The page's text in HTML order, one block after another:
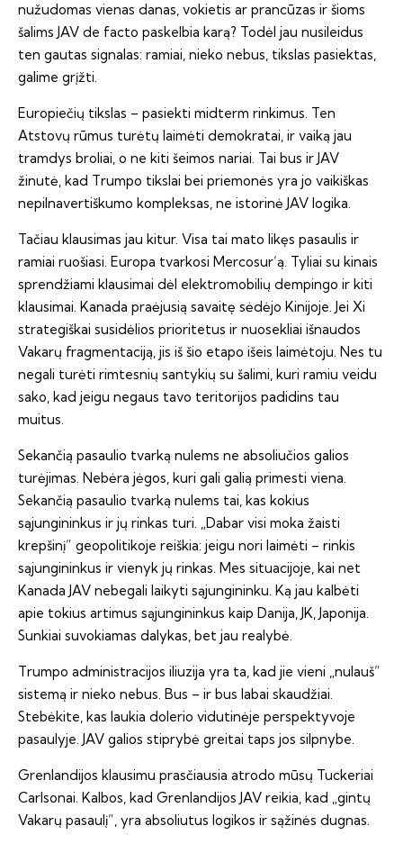
nužudomas vienas danas, vokietis ar prancūzas ir šioms
šalims JAV de facto paskelbia karą? Todėl jau nusileidus
ten gautas signalas: ramiai, nieko nebus, tikslas pasiektas,
galime grįžti.
Europiečių tikslas – pasiekti midterm rinkimus. Ten
Atstovų rūmus turėtų laimėti demokratai, ir vaiką jau
tramdys broliai, o ne kiti šeimos nariai. Tai bus ir JAV
žinutė, kad Trumpo tikslai bei priemonės yra jo vaikiškas
nepilnavertiškumo kompleksas, ne istorinė JAV logika.
Tačiau klausimas jau kitur. Visa tai mato likęs pasaulis ir
ramiai ruošiasi. Europa tvarkosi Mercosur’ą. Tyliai su kinais
sprendžiami klausimai dėl elektromobilių dempingo ir kiti
klausimai. Kanada praėjusią savaitę sėdėjo Kinijoje. Jei Xi
strategiškai susidėlios prioritetus ir nuosekliai išnaudos
Vakarų fragmentaciją, jis iš šio etapo išeis laimėtoju. Nes tu
negali turėti rimtesnių santykių su šalimi, kuri ramiu veidu
sako, kad jeigu negaus tavo teritorijos padidins tau
muitus.
Sekančią pasaulio tvarką nulems ne absoliučios galios
turėjimas. Nebėra jėgos, kuri gali galią primesti viena.
Sekančią pasaulio tvarką nulems tai, kas kokius
sąjungininkus ir jų rinkas turi. „Dabar visi moka žaisti
krepšinį” geopolitikoje reiškia: jeigu nori laimėti – rinkis
sąjungininkus ir vienyk jų rinkas. Mes situacijoje, kai net
Kanada JAV nebegali laikyti sąjungininku. Ką jau kalbėti
apie tokius artimus sąjungininkus kaip Danija, JK, Japonija.
Sunkiai suvokiamas dalykas, bet jau realybė.
Trumpo administracijos iliuzija yra ta, kad jie vieni „nulauš”
sistemą ir nieko nebus. Bus – ir bus labai skaudžiai.
Stebėkite, kas laukia dolerio vidutinėje perspektyvoje
pasaulyje. JAV galios stiprybė greitai taps jos silpnybe.
Grenlandijos klausimu prasčiausia atrodo mūsų Tuckeriai
Carlsonai. Kalbos, kad Grenlandijos JAV reikia, kad „gintų
Vakarų pasaulį”, yra absoliutus logikos ir sąžinės dugnas.